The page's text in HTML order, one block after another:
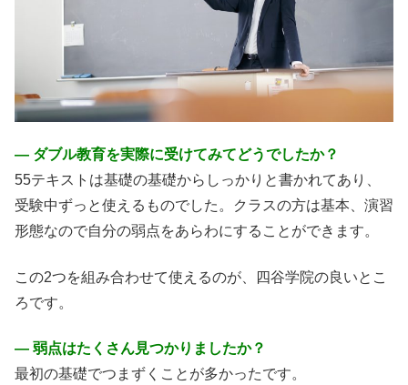
― ダブル教育を実際に受けてみてどうでしたか？
55テキストは基礎の基礎からしっかりと書かれてあり、
受験中ずっと使えるものでした。クラスの方は基本、演習
形態なので自分の弱点をあらわにすることができます。
この2つを組み合わせて使えるのが、四谷学院の良いとこ
ろです。
― 弱点はたくさん見つかりましたか？
最初の基礎でつまずくことが多かったです。